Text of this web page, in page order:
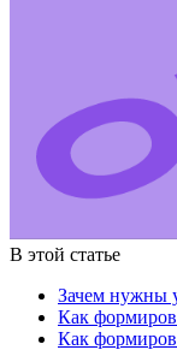
В этой статье
Зачем нужны
Как
Как